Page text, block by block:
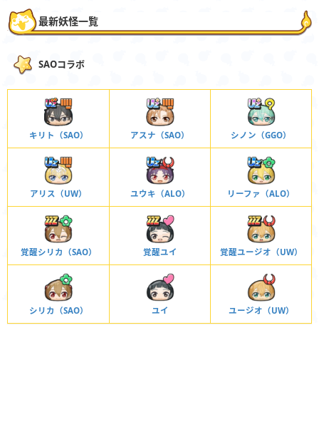
最新妖怪一覧
SAOコラボ
キリト（SAO） アスナ（SAO） シノン（GGO）
アリス（UW） ユウキ（ALO） リーファ（ALO）
覚醒シリカ（SAO） 覚醒ユイ 覚醒ユージオ（UW）
シリカ（SAO） ユイ ユージオ（UW）